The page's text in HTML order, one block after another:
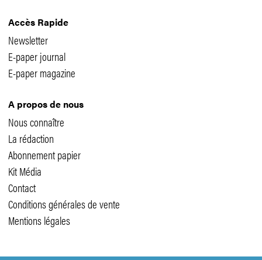
Accès Rapide
Newsletter
E-paper journal
E-paper magazine
A propos de nous
Nous connaître
La rédaction
Abonnement papier
Kit Média
Contact
Conditions générales de vente
Mentions légales